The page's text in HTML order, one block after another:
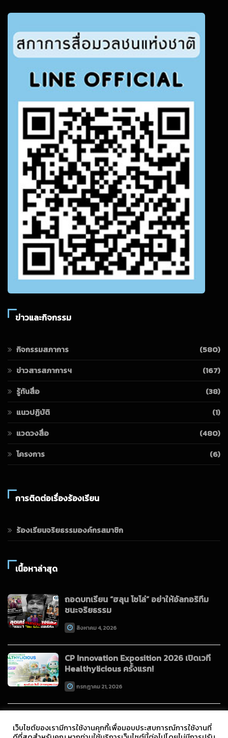
ข่าวและกิจกรรม
กิจกรรมสภาการ
(580)
ข่าวสารสภาการฯ
(167)
รู้ทันสื่อ
(38)
แนวปฏิบัติ
(1)
แวดวงสื่อ
(480)
โครงการ
(6)
การติดต่อเรื่องร้องเรียน
ร้องเรียนจริยธรรมองค์กรสมาชิก
เนื้อหาล่าสุด
ถอดบทเรียน “ฮลุน โซโล่” อย่าให้อัลกอริทึม
ชนะจริยธรรม
สิงหาคม 4, 2026
CP Innovation Exposition 2026 เปิดเวที
Healthylicious ครั้งแรก!
กรกฎาคม 21, 2026
เว็บไซต์ของเรามีการใช้งานคุกกี้เพื่อมอบประสบการณ์การใช้งานที่